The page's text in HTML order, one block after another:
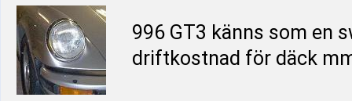
996 GT3 känns som en
driftkostnad för däck